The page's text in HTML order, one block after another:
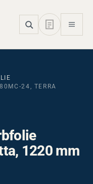
24, TERRA
1220 mm